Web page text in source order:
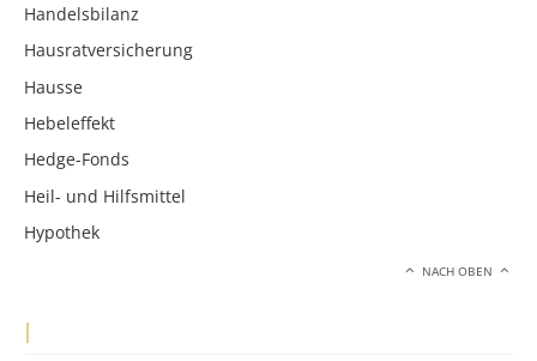
Handelsbilanz
Hausratversicherung
Hausse
Hebeleffekt
Hedge-Fonds
Heil- und Hilfsmittel
Hypothek
NACH OBEN
I